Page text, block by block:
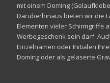
mit einem Doming
Darüberhinaus bieten wir die
Elementen vieler Schirmgriffe
Werbegeschenk sein darf:
Einzelnamen oder Initialen
Doming oder als gelaserte